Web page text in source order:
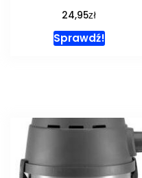
24,95zł
Sprawdź!